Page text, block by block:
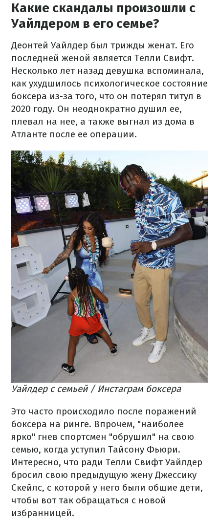
Какие скандалы произошли с
Уайлдером в его семье?
Деонтей Уайлдер был трижды женат. Его
последней женой является Телли Свифт.
Несколько лет назад девушка вспоминала,
как ухудшилось психологическое состояние
боксера из-за того, что он потерял титул в
2020 году. Он неоднократно душил ее,
плевал на нее, а также выгнал из дома в
Атланте после ее операции.
Уайлдер с семьей / Инстаграм боксера
Это часто происходило после поражений
боксера на ринге. Впрочем, "наиболее
ярко" гнев спортсмен "обрушил" на свою
семью, когда уступил Тайсону Фьюри.
Интересно, что ради Телли Свифт Уайлдер
бросил свою предыдущую жену Джессику
Скейлс, с которой у него были общие дети,
чтобы вот так обращаться с новой
избранницей.